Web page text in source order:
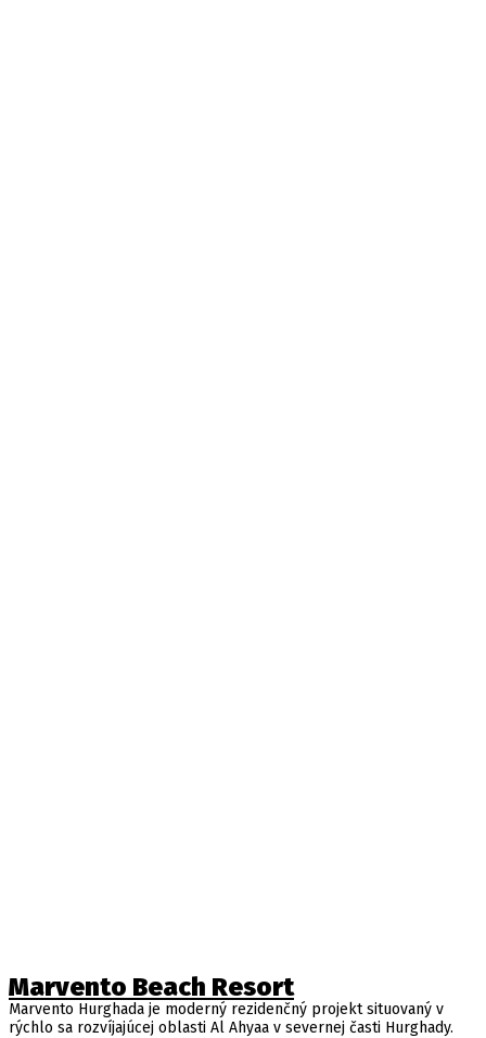
Marvento Beach Resort
Marvento Hurghada je moderný rezidenčný projekt situovaný v
rýchlo sa rozvíjajúcej oblasti Al Ahyaa v severnej časti Hurghady.